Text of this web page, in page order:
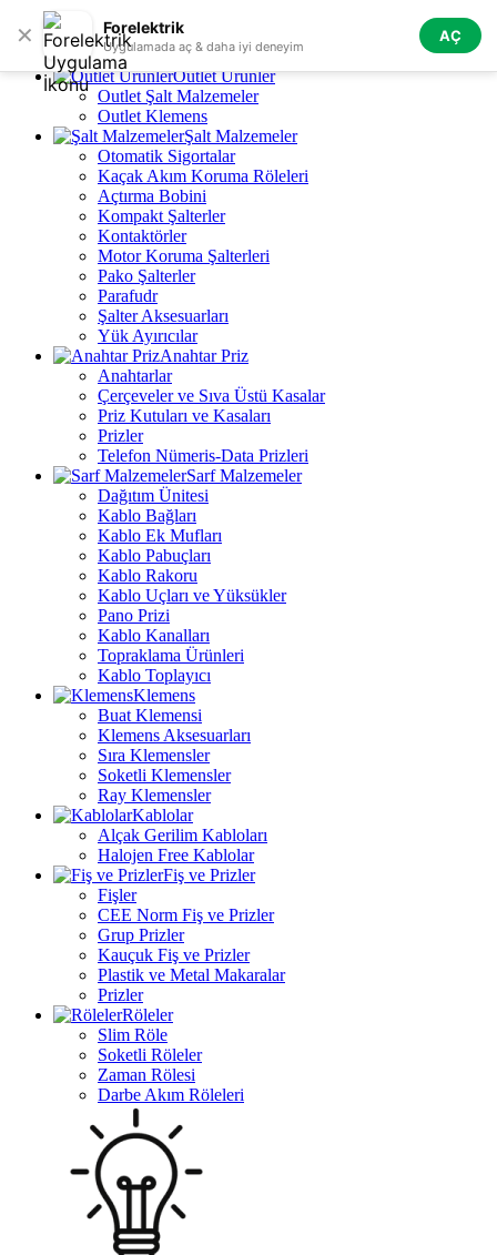
✕ Forelektrik
Uygulamada aç & daha iyi deneyim
AÇ
Skip to navigation Skip to main content
Tüm Kategoriler
Outlet Ürünler
Outlet Şalt Malzemeler
Outlet Klemens
Şalt Malzemeler
Otomatik Sigortalar
Kaçak Akım Koruma Röleleri
Açtırma Bobini
Kompakt Şalterler
Kontaktörler
Motor Koruma Şalterleri
Pako Şalterler
Parafudr
Şalter Aksesuarları
Yük Ayırıcılar
Anahtar Priz
Anahtarlar
Çerçeveler ve Sıva Üstü Kasalar
Priz Kutuları ve Kasaları
Prizler
Telefon Nümeris-Data Prizleri
Sarf Malzemeler
Dağıtım Ünitesi
Kablo Bağları
Kablo Ek Mufları
Kablo Pabuçları
Kablo Rakoru
Kablo Uçları ve Yüksükler
Pano Prizi
Kablo Kanalları
Topraklama Ürünleri
Kablo Toplayıcı
Klemens
Buat Klemensi
Klemens Aksesuarları
Sıra Klemensler
Soketli Klemensler
Ray Klemensler
Kablolar
Alçak Gerilim Kabloları
Halojen Free Kablolar
Fiş ve Prizler
Fişler
CEE Norm Fiş ve Prizler
Grup Prizler
Kauçuk Fiş ve Prizler
Plastik ve Metal Makaralar
Prizler
Röleler
Slim Röle
Soketli Röleler
Zaman Rölesi
Darbe Akım Röleleri